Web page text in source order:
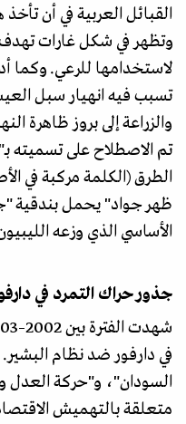
القبائل العربية في أن
وتظهر في شكل غارات تهدف
لاستخدامها للرعي. وكما
تسبب فيه انهيار سبل
والزراعة إلى بروز ظاهرة
تم الاصطلاح على تسميته
الطرق (الكلمة مركبة في
ظهر جواد" يحمل بندقية
الأساسي الذي وزعه
جذور حراك التمرد في
في دارفور ضد نظام
السودان"، و"حركة العدل
متعلقة بالتهميش